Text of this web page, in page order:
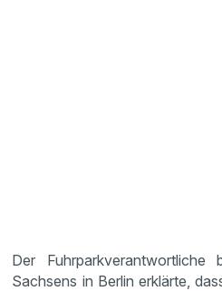
Der Fuhrparkverantwortliche
Sachsens in Berlin erklärte,